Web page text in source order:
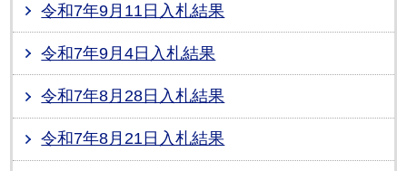
令和7年9月11日入札結果
令和7年9月4日入札結果
令和7年8月28日入札結果
令和7年8月21日入札結果